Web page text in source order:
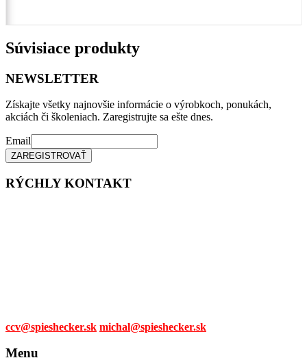
Súvisiace produkty
NEWSLETTER
Získajte všetky najnovšie informácie o výrobkoch, ponukách,
akciách či školeniach. Zaregistrujte sa ešte dnes.
Email
RÝCHLY KONTAKT
ccv@spieshecker.sk michal@spieshecker.sk
Menu